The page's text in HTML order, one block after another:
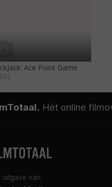
Ace Point Game
Hét online
uitgave van